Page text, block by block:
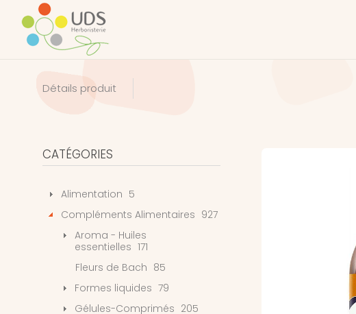
Détails produit
CATÉGORIES
Alimentation 5
Compléments Alimentaires 927
Aroma - Huiles
essentielles 171
Fleurs de Bach 85
Formes liquides 79
Gélules-Comprimés 205